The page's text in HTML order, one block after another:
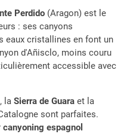
Perdido (Aragon) est le
: ses canyons
eaux cristallines en font un
d'Añisclo, moins couru
accessible avec
la Sierra de Guara et la
sont parfaites.
canyoning espagnol